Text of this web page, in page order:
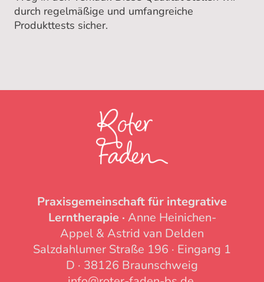
durch regelmäßige und umfangreiche
Produkttests sicher.
Praxisgemeinschaft für integrative
Lerntherapie · Anne Heinichen-
Appel & Astrid van Delden
Salzdahlumer Straße 196 · Eingang 1
D · 38126 Braunschweig